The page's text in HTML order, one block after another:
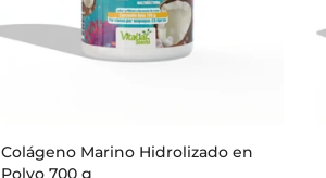
Colágeno Marino Hidrolizado en
Polvo 700 g